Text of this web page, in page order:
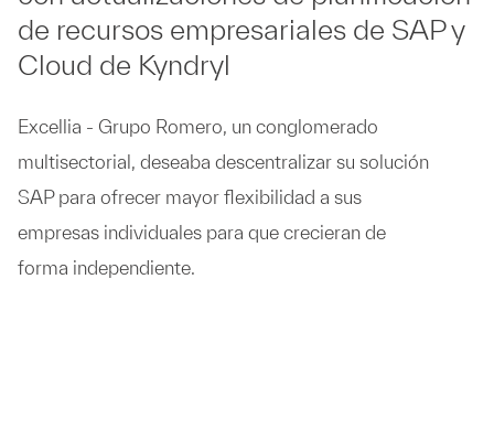
de recursos empresariales de SAP y
Cloud de Kyndryl
Excellia - Grupo Romero, un conglomerado
multisectorial, deseaba descentralizar su solución
SAP para ofrecer mayor flexibilidad a sus
empresas individuales para que crecieran de
forma independiente.